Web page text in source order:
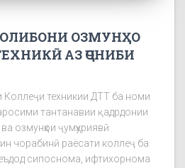
ОЗМУНҲО
АЗ ҶОНИБИ
Коллеҷи техникии ДТТ ба номи
тантанавии қадрдонии
озмунҳои ҷумҳуриявӣ
чорабинӣ раёсати коллеҷ ба
сипоснома, ифтихорнома